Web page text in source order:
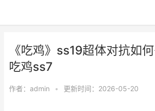
《吃鸡》ss19超体对抗如
吃鸡ss7
作者： admin • 更新时间：2026-05-20